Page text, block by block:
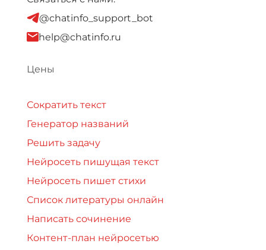
@chatinfo_support_bot
help@chatinfo.ru
Цены
Сократить текст
Генератор названий
Решить задачу
Нейросеть пишущая текст
Нейросеть пишет стихи
Список литературы онлайн
Написать сочинение
Контент-план нейросетью